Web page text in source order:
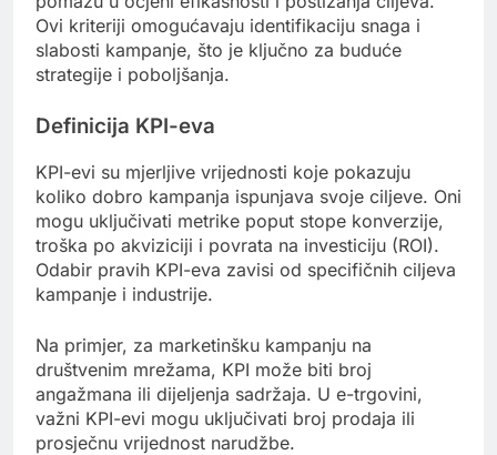
Ovi kriteriji omogućavaju identifikaciju snaga i
slabosti kampanje, što je ključno za buduće
strategije i poboljšanja.
Definicija KPI-eva
KPI-evi su mjerljive vrijednosti koje pokazuju
koliko dobro kampanja ispunjava svoje ciljeve. Oni
mogu uključivati metrike poput stope konverzije,
troška po akviziciji i povrata na investiciju (ROI).
Odabir pravih KPI-eva zavisi od specifičnih ciljeva
kampanje i industrije.
Na primjer, za marketinšku kampanju na
društvenim mrežama, KPI može biti broj
angažmana ili dijeljenja sadržaja. U e-trgovini,
važni KPI-evi mogu uključivati broj prodaja ili
prosječnu vrijednost narudžbe.